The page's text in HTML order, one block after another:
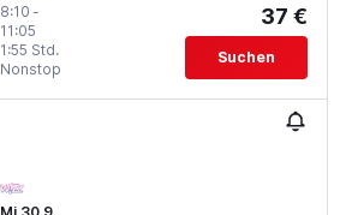
8:10 -
11:05
Nonstop
1:55 Std.
37 €
Suchen